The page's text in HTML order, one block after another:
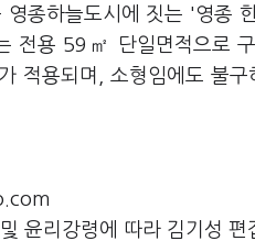
영종하늘도시에 짓는 '영종
전용 59㎡ 단일면적으로
적용되며, 소형임에도 불
윤리강령에 따라 김기성 편